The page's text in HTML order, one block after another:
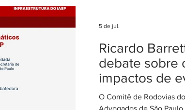
Ricardo
debate sobre
impactos de
climáticos
O Comitê de Rodovias
Advogados de São Paulo
5 de jul.